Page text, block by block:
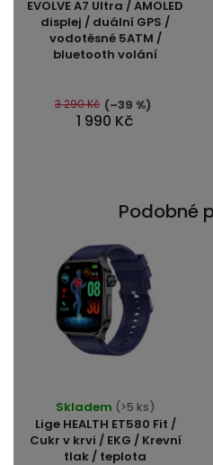
EVOLVE A7 Ultra / AMOLED
displej / duální GPS /
vodotěsné 5ATM /
bluetooth volání
produktu
je
4,9
5
hvězdiček.
1 990 Kč
3 290 Kč (–39 %)
Podobné
Lige HEALTH ET580 Fit /
Cukr v krvi / EKG / Krevní
tlak / teplota
hodnocení
produktu
je
Skladem (>5 ks)